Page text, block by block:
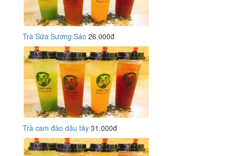
Trà Sữa Sương Sáo 26.000đ
Trà cam đào dâu tây 31.000đ